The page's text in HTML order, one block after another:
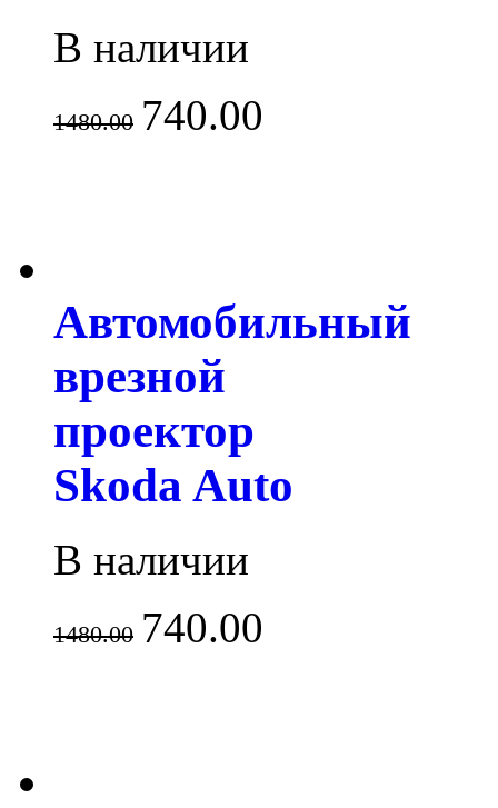
В наличии
1480.00 740.00
Автомобильный
врезной
проектор
Skoda Auto
В наличии
1480.00 740.00